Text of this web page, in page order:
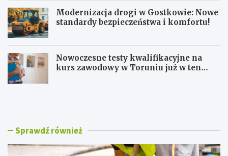
Modernizacja drogi w Gostkowie: Nowe
standardy bezpieczeństwa i komfortu!
Nowoczesne testy kwalifikacyjne na
kurs zawodowy w Toruniu już w ten
U
n
e
N
r
m
Sprawdź również